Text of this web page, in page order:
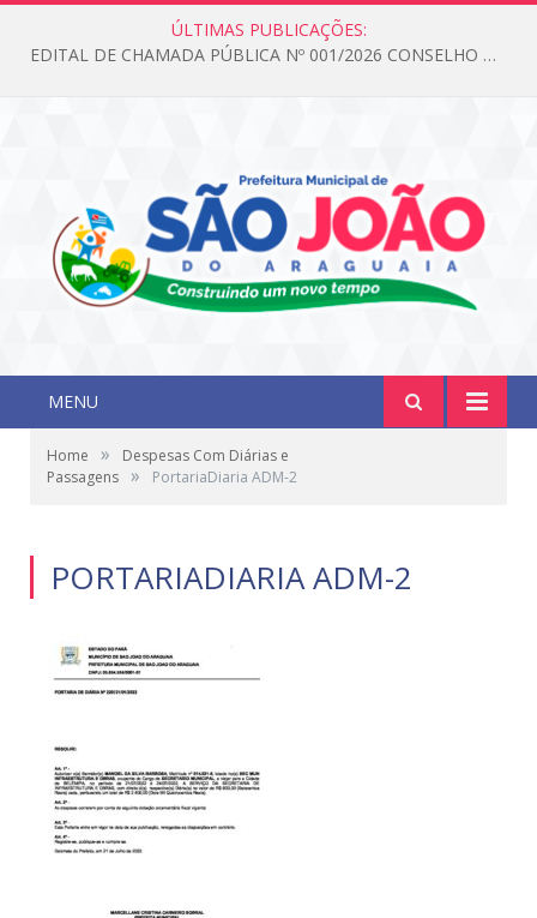
ÚLTIMAS PUBLICAÇÕES:
EDITAL DE CHAMADA PÚBLICA Nº 001/2026 CONSELHO DOS DIREITOS DA CRIANÇA E DO ADOLESCENTE
MENU
Home »
Despesas Com Diárias e
Passagens » PortariaDiaria ADM-2
PORTARIADIARIA ADM-2